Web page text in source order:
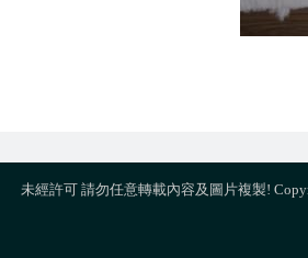
未經許可 請勿任意轉載內容及圖片複製!